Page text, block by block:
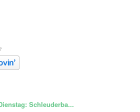
Schleuderba...